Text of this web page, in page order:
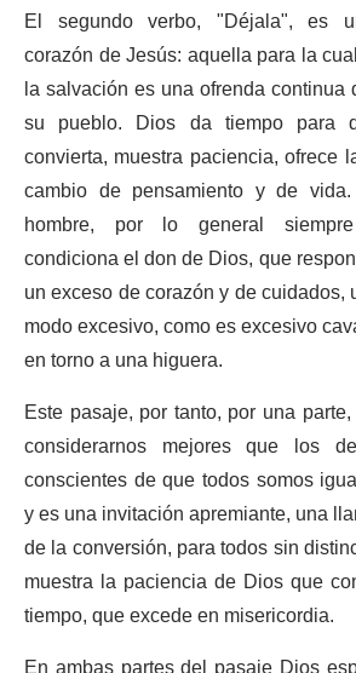
El segundo verbo, "Déjala", es
corazón de Jesús: aquella para la
la salvación es una ofrenda
su pueblo. Dios da tiempo para
convierta, muestra paciencia, ofrece
cambio de pensamiento y de
hombre, por lo general
condiciona el don de Dios, que
un exceso de corazón y de
modo excesivo, como es excesivo
en torno a una higuera.
Este pasaje, por tanto, por una
considerarnos mejores que los
conscientes de que todos somos
y es una invitación apremiante, una
de la conversión, para todos sin
muestra la paciencia de Dios que
tiempo, que excede en misericordia.